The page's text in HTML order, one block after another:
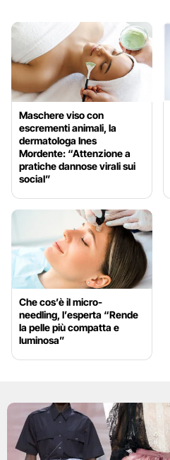
Maschere viso con
escrementi animali, la
dermatologa Ines
Mordente: “Attenzione a
pratiche dannose virali sui
social”
Che cos’è il micro-
needling, l’esperta “Rende
la pelle più compatta e
luminosa”